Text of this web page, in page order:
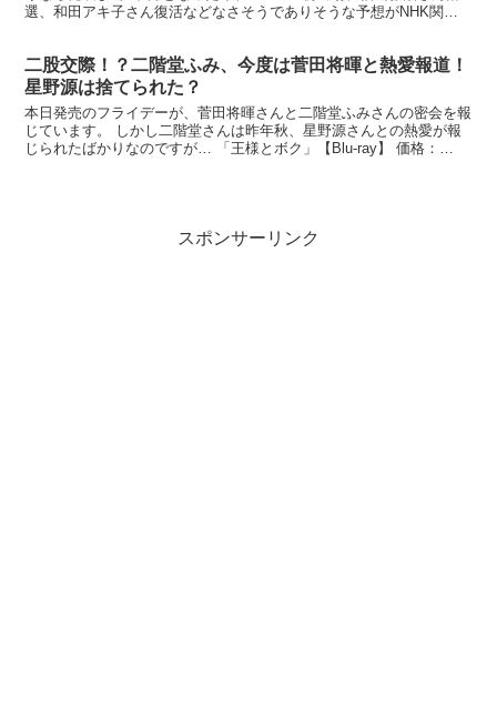
選、和田アキ子さん復活などなさそうでありそうな予想がNHK関係
二股交際！？二階堂ふみ、今度は菅田将暉と熱愛報道！
星野源は捨てられた？
本日発売のフライデーが、菅田将暉さんと二階堂ふみさんの密会を報
じています。 しかし二階堂さんは昨年秋、星野源さんとの熱愛が報
じられたばかりなのですが… 「王様とボク」【Blu-ray】 価格：
スポンサーリンク